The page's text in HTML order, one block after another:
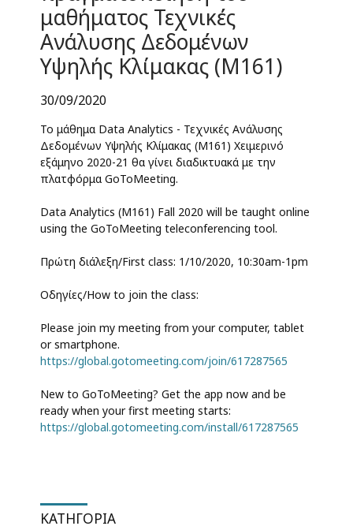
μαθήματος Τεχνικές
Ανάλυσης Δεδομένων
Υψηλής Κλίμακας (M161)
30/09/2020
Το μάθημα Data Analytics - Τεχνικές Ανάλυσης
Δεδομένων Υψηλής Κλίμακας (M161) Χειμερινό
εξάμηνο 2020-21 θα γίνει διαδικτυακά με την
πλατφόρμα GoToMeeting.
Data Analytics (M161) Fall 2020 will be taught online
using the GoToMeeting teleconferencing tool.
Πρώτη διάλεξη/First class: 1/10/2020, 10:30am-1pm
Οδηγίες/How to join the class:
Please join my meeting from your computer, tablet
or smartphone.
https://global.gotomeeting.com/join/617287565
New to GoToMeeting? Get the app now and be
ready when your first meeting starts:
https://global.gotomeeting.com/install/617287565
ΚΑΤΗΓΟΡΊΑ